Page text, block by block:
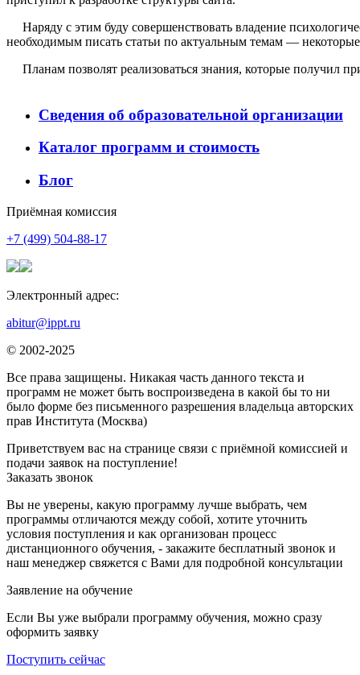
Наряду с этим буду совершенствовать владение
необходимым писать статьи по актуальным темам —
Планам позволят реализоваться знания, которые получил
Сведения об образовательной организации
Каталог программ и стоимость
Блог
Приёмная комиссия
+7 (499) 504-88-17
Электронный адрес:
abitur@ippt.ru
© 2002-2025
Все права защищены. Никакая часть данного текста и
программ не может быть воспроизведена в какой бы то ни
было форме без письменного разрешения владельца авторских
прав Института (Москва)
Приветствуем вас на странице связи с приёмной комиссией и
подачи заявок на поступление!
Заказать звонок
Вы не уверены, какую программу лучше выбрать, чем
программы отличаются между собой, хотите уточнить
условия поступления и как организован процесс
дистанционного обучения, - закажите бесплатный звонок и
наш менеджер свяжется с Вами для подробной консультации
Заявление на обучение
Если Вы уже выбрали программу обучения, можно сразу
оформить заявку
Поступить сейчас